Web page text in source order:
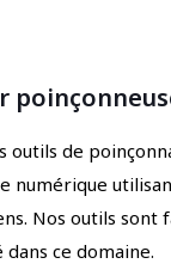
outils de
numérique
Nos outils sont
ce domaine.